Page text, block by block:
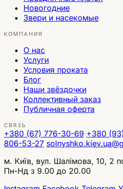
Новогодние
Звери и насекомые
КОМПАНИЯ
О нас
Услуги
Условия проката
Блог
Наши звёздочки
Коллективный заказ
Публичная оферта
СВЯЗЬ
+380 (67) 776-30-69 +380
806-53-27
м. Київ, вул. Шалімова, 10, 2
Пн-Нд з 9.00 до 20.00